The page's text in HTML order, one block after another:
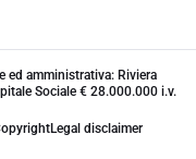
ed amministrativa: Riviera
Sociale € 28.000.000 i.v.
Legal disclaimer